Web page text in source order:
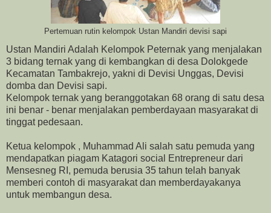
Pertemuan rutin kelompok Ustan Mandiri devisi sapi
Ustan Mandiri Adalah Kelompok Peternak yang menjalakan
3 bidang ternak yang di kembangkan di desa Dolokgede
Kecamatan Tambakrejo, yakni di Devisi Unggas, Devisi
domba dan Devisi sapi.
Kelompok ternak yang beranggotakan 68 orang di satu desa
ini benar - benar menjalakan pemberdayaan masyarakat di
tinggat pedesaan.
Ketua kelompok , Muhammad Ali salah satu pemuda yang
mendapatkan piagam Katagori social Entrepreneur dari
Mensesneg RI, pemuda berusia 35 tahun telah banyak
memberi contoh di masyarakat dan memberdayakanya
untuk membangun desa.